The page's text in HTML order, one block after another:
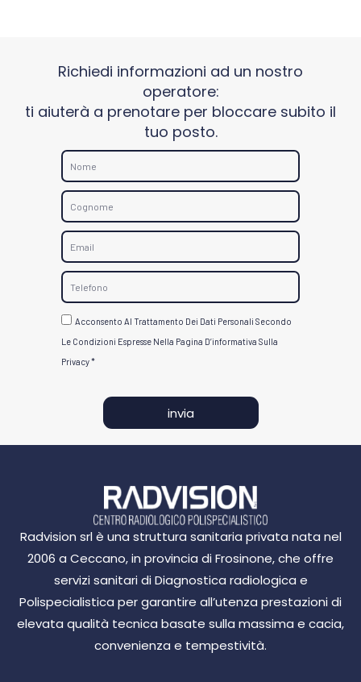
Richiedi informazioni ad un nostro
operatore:
ti aiuterà a prenotare per bloccare subito il
tuo posto.
o
m
eo
g
n
o
m
e
m
a
i
l
e
l
e
f
G
D
P
Acconsento Al Trattamento Dei Dati Personali Secondo
Le Condizioni Espresse Nella Pagina D’informativa Sulla
Privacy *
invia
Radvision srl è una struttura sanitaria privata nata nel
2006 a Ceccano, in provincia di Frosinone, che offre
servizi sanitari di Diagnostica radiologica e
Polispecialistica per garantire all’utenza prestazioni di
elevata qualità tecnica basate sulla massima e cacia,
convenienza e tempestività.